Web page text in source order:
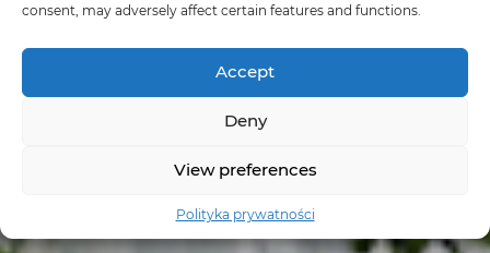
consent, may adversely affect certain features and functions.
Accept
Deny
View preferences
Polityka prywatności